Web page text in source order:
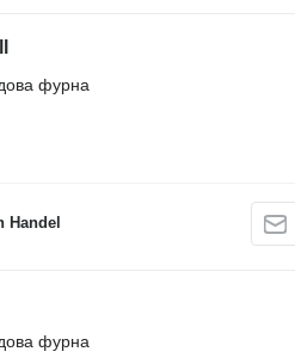
фурна
Handel
фурна